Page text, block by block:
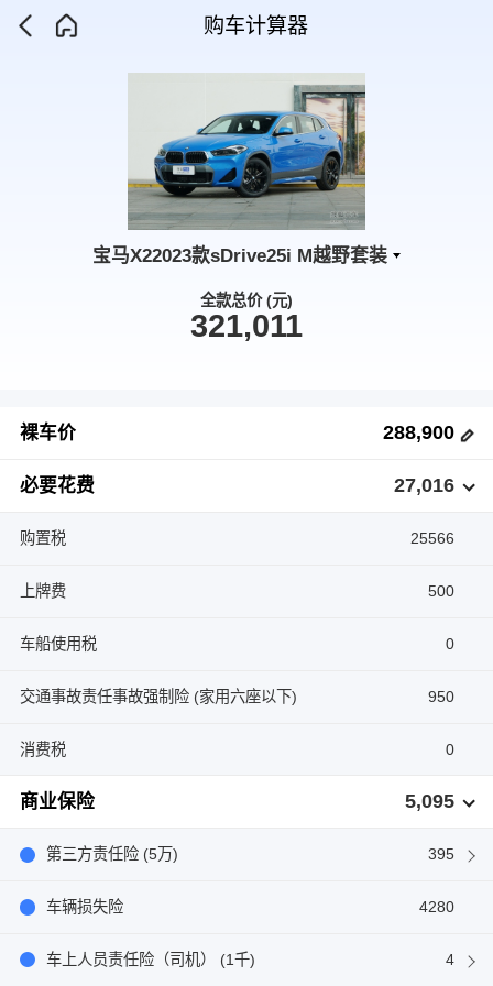
购车计算器
宝马X22023款sDrive25i M越野套装
全款总价 (元)
321,011
裸车价 288,900
必要花费 27,016
购置税 25566
上牌费 500
车船使用税 0
交通事故责任事故强制险 (家用六座以下) 950
消费税 0
商业保险 5,095
第三方责任险 (5万) 395
车辆损失险 4280
车上人员责任险（司机） (1千) 4